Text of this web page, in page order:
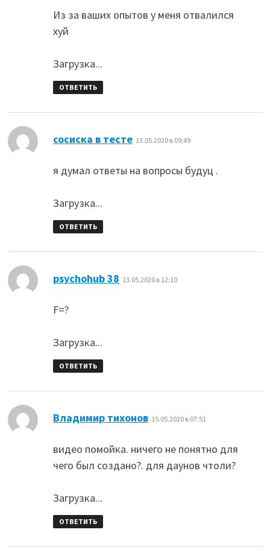
Из за ваших опытов у меня отвалился
хуй
Загрузка...
ОТВЕТИТЬ
сосиска в тесте: 13.05.2020 в 09:49
я думал ответы на вопросы будуц .
Загрузка...
ОТВЕТИТЬ
psychohub 38 13.05.2020 в 12:10
F=?
Загрузка...
ОТВЕТИТЬ
Владимир тихонов: 15.05.2020 в 07:51
видео помойка. ничего не понятно для
чего был создано?. для даунов чтоли?
Загрузка...
ОТВЕТИТЬ